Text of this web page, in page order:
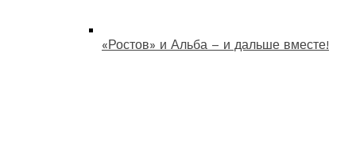
«Ростов» и Альба – и дальше вместе!